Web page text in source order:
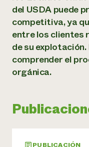
Informes anuales
Historias de
Informe
impacto
Latinos en la
Sistemas
Agricultura urbana
Las mujeres en la
Servicios
Podcasts
Publicaciones
Cursos cortos
Asociaciones
Donar
Donaciones
Boletín
Todos
del USDA puede
competitiva, ya
entre los clientes
de su
comprender el
orgánica.
PUBLICACIÓN